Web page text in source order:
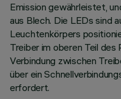
Emission gewährleistet,
aus Blech. Die LEDs sind
Leuchtenkörpers
Treiber im oberen Teil
Verbindung zwischen
über ein
erfordert.